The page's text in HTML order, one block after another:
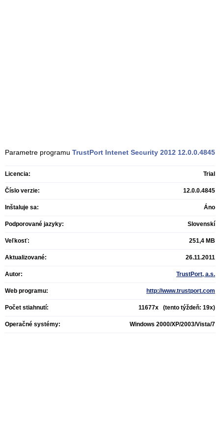
Parametre programu TrustPort Intenet Security 2012 12.0.0.4845
Licencia: Trial
Číslo verzie: 12.0.0.4845
Inštaluje sa: Áno
Podporované jazyky: Slovenskí
Veľkosť: 251,4 MB
Aktualizované: 26.11.2011
Autor: TrustPort, a.s.
Web programu: http://www.trustport.com
Počet stiahnutí: 11677x (tento týždeň: 19x)
Operačné systémy: Windows 2000/XP/2003/Vista/7